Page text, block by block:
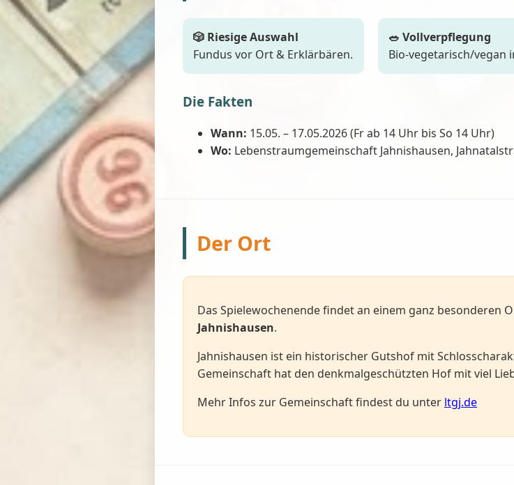
🎲 Riesige Auswahl
Fundus vor Ort & Erklärbären.
🥗 Vollverpflegung
Bio-vegetarisch/vegan
Die Fakten
Wann: 15.05. – 17.05.2026 (Fr ab 14 Uhr bis So 14 Uhr)
Wo: Lebenstraumgemeinschaft Jahnishausen,
Der Ort
Das Spielewochenende findet an einem ganz besonderen
Jahnishausen.
Jahnishausen ist ein historischer Gutshof mit
Gemeinschaft hat den denkmalgeschützten Hof mit viel
Mehr Infos zur Gemeinschaft findest du unter ltgj.de